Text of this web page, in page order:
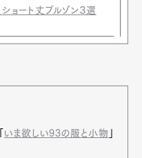
ョート丈ブルゾン３選
いま欲しい93の服と小物